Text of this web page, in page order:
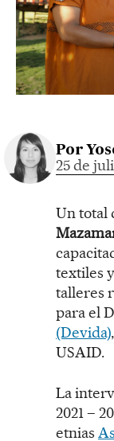
Por
25 de
Un total
textiles
talleres
para el
(Devida)
USAID.
La
2021 –
etnias